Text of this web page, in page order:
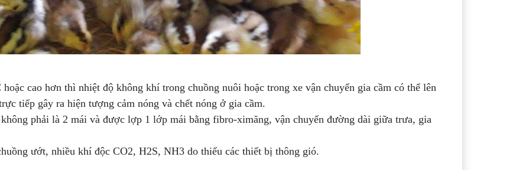
cao hơn thì nhiệt độ không khí trong chuồng nuôi hoặc trong xe vận chuyển gia cầm có thể lên
tiếp gây ra hiện tượng cảm nóng và chết nóng ở gia cầm.
phải là 2 mái và được lợp 1 lớp mái bằng fibro-ximăng, vận chuyển đường dài giữa trưa, gia
ướt, nhiều khí độc CO2, H2S, NH3 do thiếu các thiết bị thông gió.